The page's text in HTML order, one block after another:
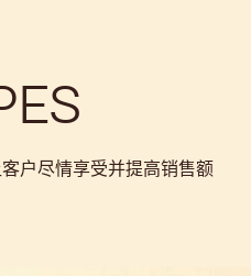
户尽情享受并提高销售额